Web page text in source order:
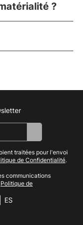
?
traitées pour l'envoi
de Confidentialité.
communications
Politique de
ES